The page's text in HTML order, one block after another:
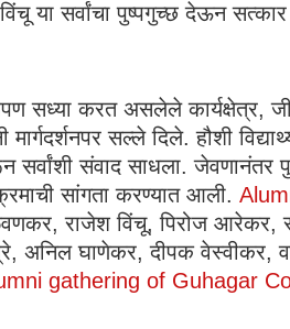
या सर्वांचा पुष्पगुच्छ देऊन
सध्या करत असलेले कार्यक्षेत्र,
मार्गदर्शनपर सल्ले दिले. हौशी
संवाद साधला. जेवणानंतर
सांगता करण्यात आली.
राजेश विंचू, पिरोज आरेकर,
अनिल घाणेकर, दीपक वेस्वीकर,
gathering of Guhagar